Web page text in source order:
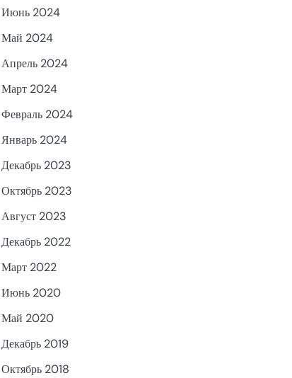
Июнь 2024
Май 2024
Апрель 2024
Март 2024
Февраль 2024
Январь 2024
Декабрь 2023
Октябрь 2023
Август 2023
Декабрь 2022
Март 2022
Июнь 2020
Май 2020
Декабрь 2019
Октябрь 2018